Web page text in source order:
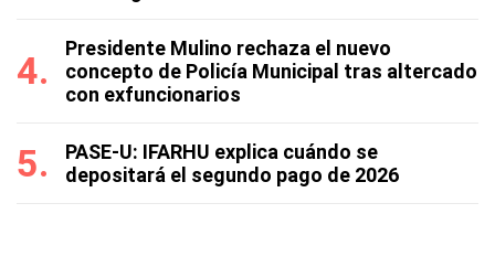
Presidente Mulino rechaza el nuevo
concepto de Policía Municipal tras altercado
con exfuncionarios
PASE-U: IFARHU explica cuándo se
depositará el segundo pago de 2026